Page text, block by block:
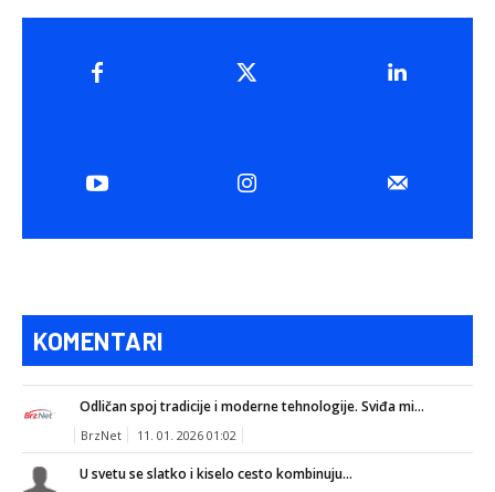
KOMENTARI
Odličan spoj tradicije i moderne tehnologije. Sviđa mi...
BrzNet 11. 01. 2026 01:02
U svetu se slatko i kiselo cesto kombinuju...